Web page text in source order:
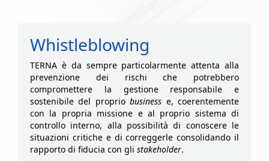
Whistleblowing
TERNA è da sempre particolarmente attenta alla
prevenzione dei rischi che potrebbero
compromettere la gestione responsabile e
sostenibile del propriobusiness e, coerentemente
con la propria missione e al proprio sistema di
controllo interno, alla possibilità di conoscere le
situazioni critiche e di correggerle consolidando il
rapporto di fiducia con gli stakeholder.